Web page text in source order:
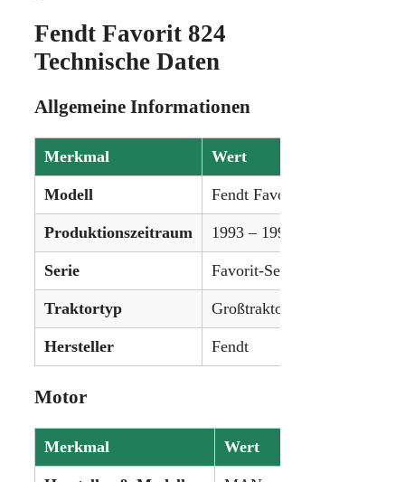
Fendt Favorit 824
Technische Daten
Allgemeine Informationen
Merkmal Wert
Modell Fendt Favorit 824
Produktionszeitraum 1993 – 1999
Serie Favorit-Serie
Traktortyp Großtraktor
Hersteller Fendt
Motor
Merkmal Wert